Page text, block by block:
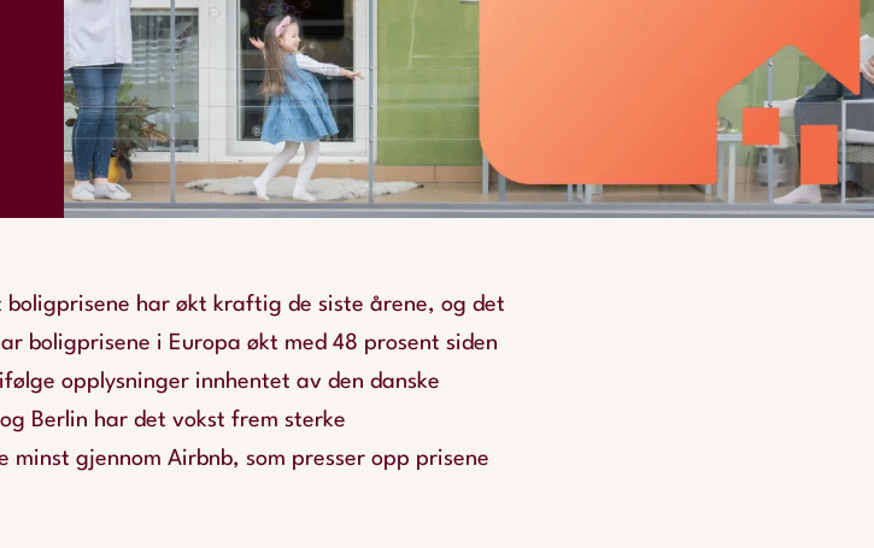
boligprisene har økt kraftig de siste årene, og det
boligprisene i Europa økt med 48 prosent siden
opplysninger innhentet av den danske
Berlin har det vokst frem sterke
gjennom Airbnb, som presser opp prisene